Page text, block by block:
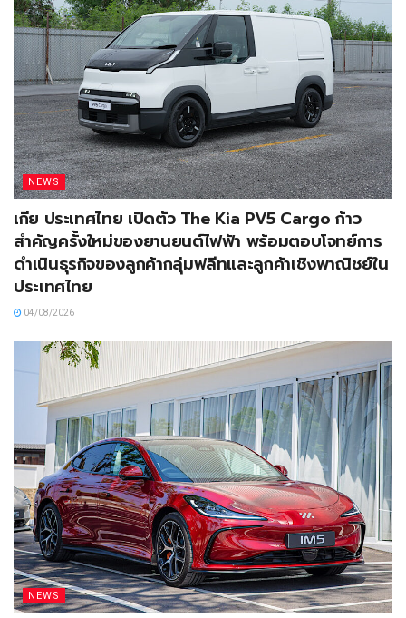
NEWS
เกีย ประเทศไทย เปิดตัว The Kia PV5 Cargo ก้าว
สำคัญครั้งใหม่ของยานยนต์ไฟฟ้า พร้อมตอบโจทย์การ
ดำเนินธุรกิจของลูกค้ากลุ่มฟลีทและลูกค้าเชิงพาณิชย์ใน
ประเทศไทย
04/08/2026
NEWS